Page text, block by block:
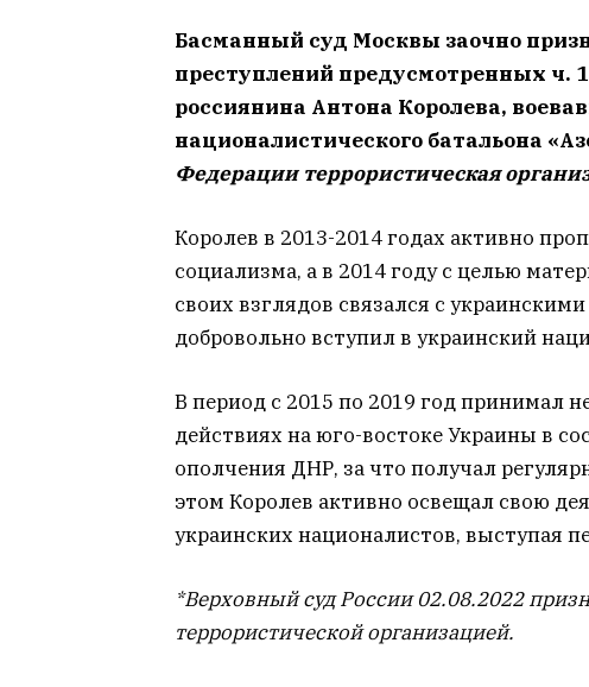
Басманный суд Москвы заочно
преступлений предусмотренных ч.
россиянина Антона Королева,
националистического батальона
Федерации террористическая
Королев в 2013-2014 годах активно
социализма, а в 2014 году с целью
своих взглядов связался с
добровольно вступил в украинский
В период с 2015 по 2019 год принимал
действиях на юго-востоке Украины в
ополчения ДНР, за что получал
этом Королев активно освещал свою
украинских националистов, выступая
*Верховный суд России 02.08.2022
террористической организацией.